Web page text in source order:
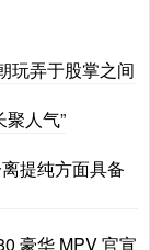
玩弄于股掌之间
人气”
提纯方面具备
豪华 MPV 官宣